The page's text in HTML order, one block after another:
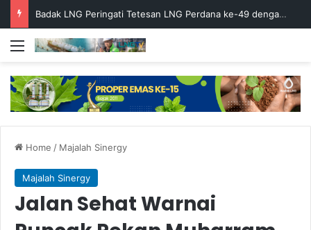
Badak LNG Peringati Tetesan LNG Perdana ke-49 dengan Doa Bersama
Menu
Home / Majalah Sinergy
Majalah Sinergy
Jalan Sehat Warnai